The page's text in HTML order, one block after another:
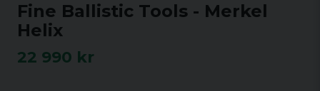
Fine Ballistic Tools - Merkel
Helix
22 990 kr